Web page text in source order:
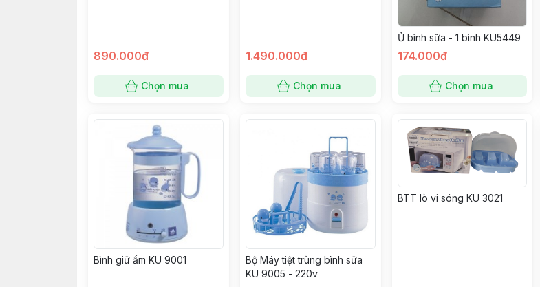
890.000đ
Chọn mua
1.490.000đ
Chọn mua
Ủ bình sữa - 1 bình KU5449
174.000đ
Chọn mua
Bình giữ ẩm KU 9001
Bộ Máy tiệt trùng bình sữa
KU 9005 - 220v
BTT lò vi sóng KU 3021